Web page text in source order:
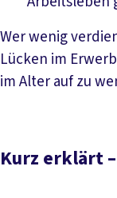
Wer wenig
Lücken im
im Alter auf zu
Kurz erklärt